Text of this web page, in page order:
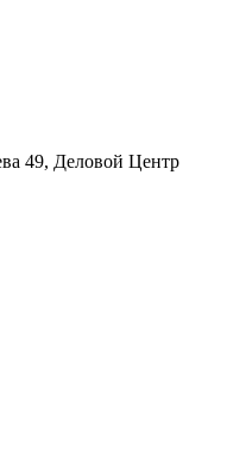
49, Деловой Центр